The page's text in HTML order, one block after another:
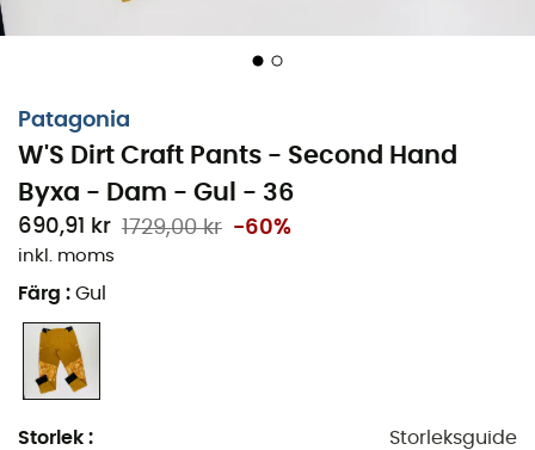
Patagonia
W'S Dirt Craft Pants - Second Hand
Byxa - Dam - Gul - 36
690,91 kr 1729,00 kr -60%
inkl. moms
Färg : Gul
Storlek : Storleksguide